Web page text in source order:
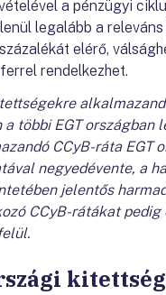
a pénzügyi
legalább a releváns
elérő,
rendelkezhet.
többi EGT országban
CCyB-ráta EGT
negyedévente, a
jelentős
CCyB-rátákat pedig